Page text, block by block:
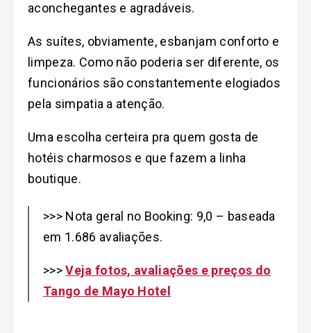
aconchegantes e agradáveis.
As suítes, obviamente, esbanjam conforto e
limpeza. Como não poderia ser diferente, os
funcionários são constantemente elogiados
pela simpatia a atenção.
Uma escolha certeira pra quem gosta de
hotéis charmosos e que fazem a linha
boutique.
>>> Nota geral no Booking: 9,0 – baseada
em 1.686 avaliações.
>>>Veja fotos, avaliações e preços do
Tango de Mayo Hotel